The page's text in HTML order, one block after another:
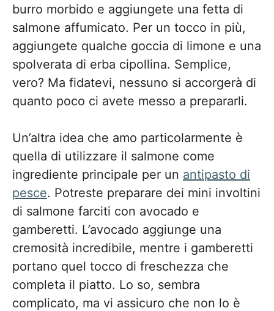
burro morbido e aggiungete una fetta di
salmone affumicato. Per un tocco in più,
aggiungete qualche goccia di limone e una
spolverata di erba cipollina. Semplice,
vero? Ma fidatevi, nessuno si accorgerà di
quanto poco ci avete messo a prepararli.
Un’altra idea che amo particolarmente è
quella di utilizzare il salmone come
ingrediente principale per un antipasto di
pesce. Potreste preparare dei mini involtini
di salmone farciti con avocado e
gamberetti. L’avocado aggiunge una
cremosità incredibile, mentre i gamberetti
portano quel tocco di freschezza che
completa il piatto. Lo so, sembra
complicato, ma vi assicuro che non lo è